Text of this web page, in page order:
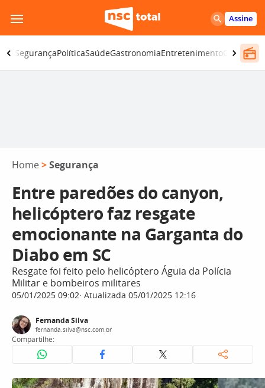
para
o
conteúdo
Assine
SegurançaPolíticaSaúdeGastronomiaEntretenimentoCBN
Home >Segurança
Entre paredões do canyon,
helicóptero faz resgate
emocionante na Garganta do
Diabo em SC
Resgate foi feito pelo helicóptero Águia da Polícia
Militar e bombeiros militares
05/01/2025 09:02 Atualizada 05/01/2025 12:16
Fernanda Silva
fernanda.silva@nsc.com.br
Compartilhe: